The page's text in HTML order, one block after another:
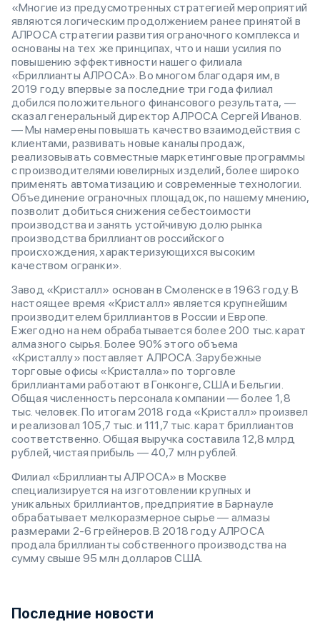
«Многие из предусмотренных стратегией мероприятий
являются логическим продолжением ранее принятой в
АЛРОСА стратегии развития ограночного комплекса и
основаны на тех же принципах, что и наши усилия по
повышению эффективности нашего филиала
«Бриллианты АЛРОСА». Во многом благодаря им, в
2019 году впервые за последние три года филиал
добился положительного финансового результата, —
сказал генеральный директор АЛРОСА Сергей Иванов.
— Мы намерены повышать качество взаимодействия с
клиентами, развивать новые каналы продаж,
реализовывать совместные маркетинговые программы
с производителями ювелирных изделий, более широко
применять автоматизацию и современные технологии.
Объединение ограночных площадок, по нашему мнению,
позволит добиться снижения себестоимости
производства и занять устойчивую долю рынка
производства бриллиантов российского
происхождения, характеризующихся высоким
качеством огранки».
Завод «Кристалл» основан в Смоленске в 1963 году. В
настоящее время «Кристалл» является крупнейшим
производителем бриллиантов в России и Европе.
Ежегодно на нем обрабатывается более 200 тыс. карат
алмазного сырья. Более 90% этого объема
«Кристаллу» поставляет АЛРОСА. Зарубежные
торговые офисы «Кристалла» по торговле
бриллиантами работают в Гонконге, США и Бельгии.
Общая численность персонала компании — более 1,8
тыс. человек. По итогам 2018 года «Кристалл» произвел
и реализовал 105,7 тыс. и 111,7 тыс. карат бриллиантов
соответственно. Общая выручка составила 12,8 млрд
рублей, чистая прибыль — 40,7 млн рублей.
Филиал «Бриллианты АЛРОСА» в Москве
специализируется на изготовлении крупных и
уникальных бриллиантов, предприятие в Барнауле
обрабатывает мелкоразмерное сырье — алмазы
размерами 2-6 грейнеров. В 2018 году АЛРОСА
продала бриллианты собственного производства на
сумму свыше 95 млн долларов США.
Последние новости